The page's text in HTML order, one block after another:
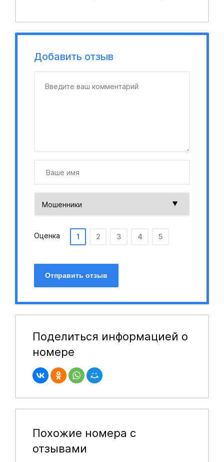
Добавить отзыв
Оценка 1 2 3 4 5
Отправить отзыв
Поделиться информацией о
номере
Похожие номера с
отзывами